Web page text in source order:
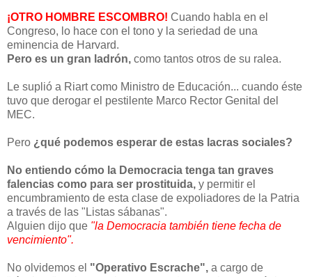
¡OTRO HOMBRE ESCOMBRO! Cuando habla en el
Congreso, lo hace con el tono y la seriedad de una
eminencia de Harvard.
Pero es un gran ladrón, como tantos otros de su ralea.
Le suplió a Riart como Ministro de Educación... cuando éste
tuvo que derogar el pestilente Marco Rector Genital del
MEC.
Pero ¿qué podemos esperar de estas lacras sociales?
No entiendo cómo la Democracia tenga tan graves
falencias como para ser prostituida, y permitir el
encumbramiento de esta clase de expoliadores de la Patria
a través de las "Listas sábanas".
Alguien dijo que "la Democracia también tiene fecha de
vencimiento".
No olvidemos el "Operativo Escrache", a cargo de